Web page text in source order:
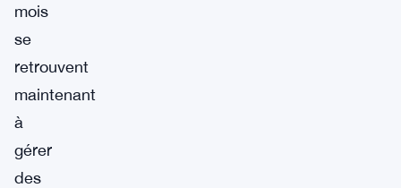
mois
se
retrouvent
maintenant
à
gérer
des